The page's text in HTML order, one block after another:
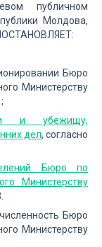
публичном
Молдова,
Бюро
Министерству
и убежищу,
дел, согласно
Бюро по
Министерству
Бюро
Министерству